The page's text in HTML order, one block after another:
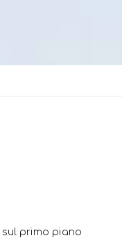
primo piano